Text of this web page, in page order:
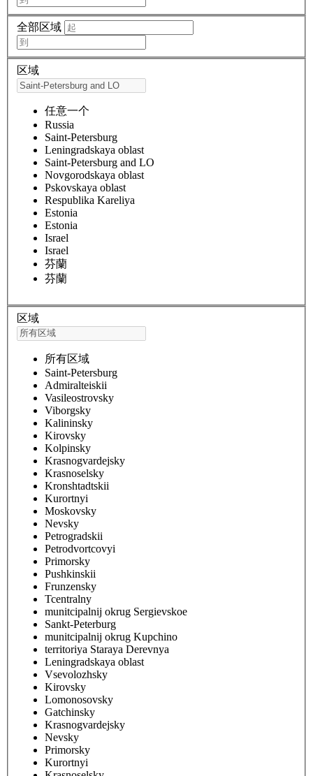
全部区域
区域
任意一个
Russia
Saint-Petersburg
Leningradskaya oblast
Saint-Petersburg and LO
Novgorodskaya oblast
Pskovskaya oblast
Respublika Kareliya
Estonia
Estonia
Israel
Israel
芬蘭
芬蘭
区域
所有区域
Saint-Petersburg
Admiralteiskii
Vasileostrovsky
Viborgsky
Kalininsky
Kirovsky
Kolpinsky
Krasnogvardejsky
Krasnoselsky
Kronshtadtskii
Kurortnyi
Moskovsky
Nevsky
Petrogradskii
Petrodvortcovyi
Primorsky
Pushkinskii
Frunzensky
Tcentralny
munitcipalnij okrug Sergievskoe
Sankt-Peterburg
munitcipalnij okrug Kupchino
territoriya Staraya Derevnya
Leningradskaya oblast
Vsevolozhsky
Kirovsky
Lomonosovsky
Gatchinsky
Krasnogvardejsky
Nevsky
Primorsky
Kurortnyi